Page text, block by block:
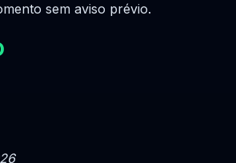
sem aviso prévio.